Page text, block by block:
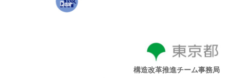
構造改革推進チーム事務局